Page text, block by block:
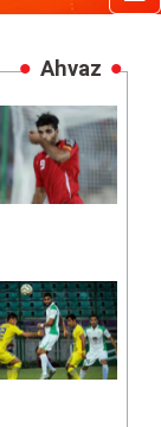
Ahvaz